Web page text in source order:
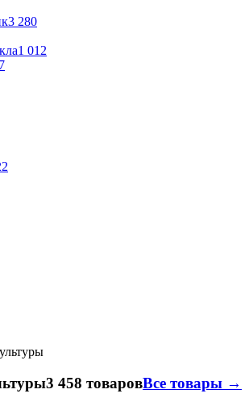
3 280
1 012
3 458 товаровВсе товары →